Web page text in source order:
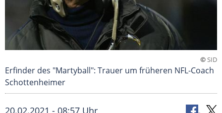
©SID
Erfinder des "Martyball": Trauer um früheren NFL-Coach
Schottenheimer